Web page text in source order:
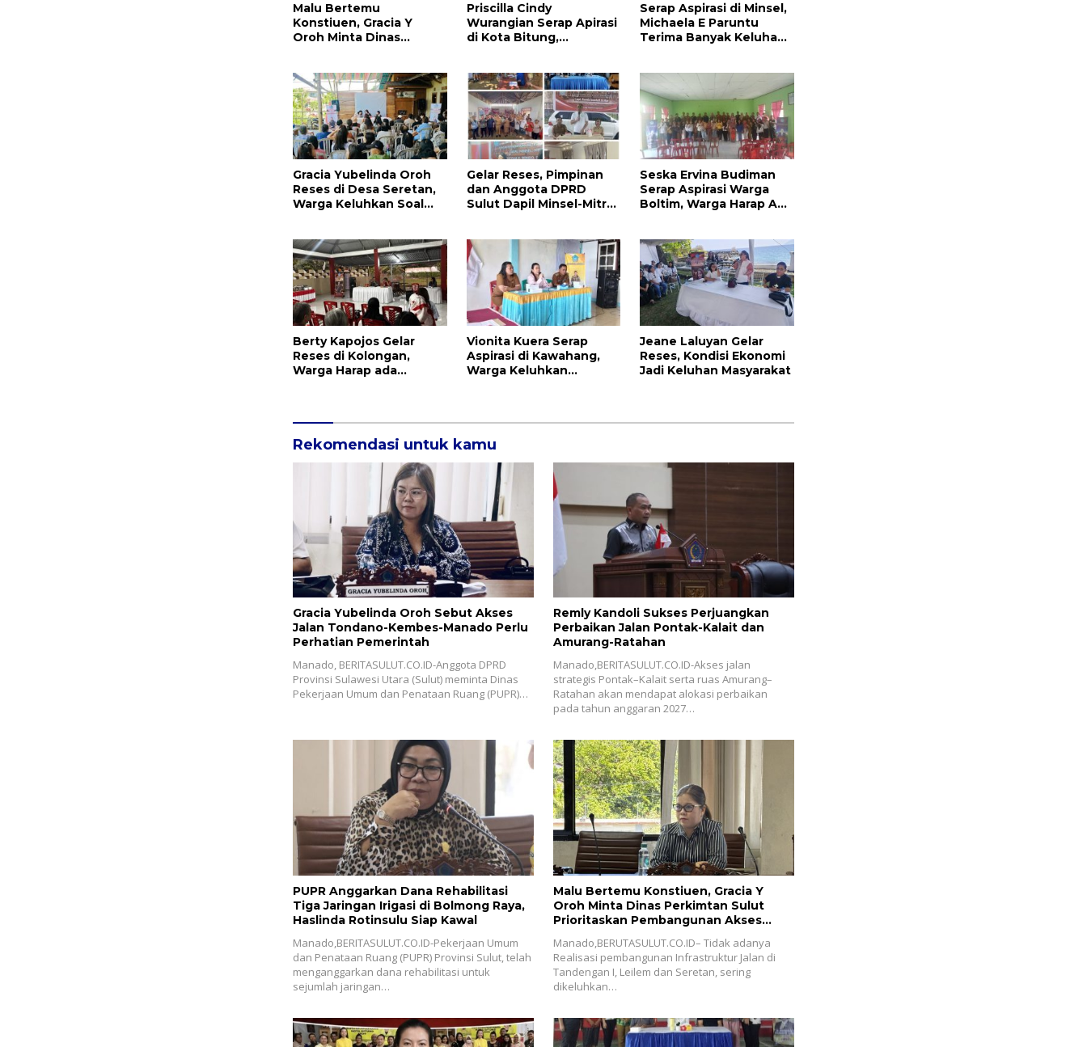
Malu Bertemu
Konstiuen, Gracia Y
Oroh Minta Dinas
Pembangunan Akses
Jalan di Tandengan I
Priscilla Cindy
Wurangian Serap Apirasi
di Kota Bitung,
Pendidikan Dikeluhkan
Warga
Serap Aspirasi di Minsel,
Michaela E Paruntu
Terima Banyak Keluhan
Gracia Yubelinda Oroh
Reses di Desa Seretan,
Warga Keluhkan Soal
Gelar Reses, Pimpinan
dan Anggota DPRD
Sulut Dapil Minsel-Mitra
Seska Ervina Budiman
Serap Aspirasi Warga
Boltim, Warga Harap Ada
Berty Kapojos Gelar
Reses di Kolongan,
Warga Harap ada
Vionita Kuera Serap
Aspirasi di Kawahang,
Warga Keluhkan
Jeane Laluyan Gelar
Reses, Kondisi Ekonomi
Jadi Keluhan Masyarakat
Rekomendasi untuk kamu
Gracia Yubelinda Oroh Sebut Akses
Jalan Tondano-Kembes-Manado Perlu
Perhatian Pemerintah
Manado, BERITASULUT.CO.ID-Anggota DPRD
Provinsi Sulawesi Utara (Sulut) meminta Dinas
Pekerjaan Umum dan Penataan Ruang (PUPR)…
Remly Kandoli Sukses Perjuangkan
Perbaikan Jalan Pontak-Kalait dan
Amurang-Ratahan
Manado,BERITASULUT.CO.ID-Akses jalan
strategis Pontak–Kalait serta ruas Amurang–
Ratahan akan mendapat alokasi perbaikan
pada tahun anggaran 2027…
PUPR Anggarkan Dana Rehabilitasi
Tiga Jaringan Irigasi di Bolmong Raya,
Haslinda Rotinsulu Siap Kawal
Manado,BERITASULUT.CO.ID-Pekerjaan Umum
dan Penataan Ruang (PUPR) Provinsi Sulut, telah
menganggarkan dana rehabilitasi untuk
sejumlah jaringan…
Malu Bertemu Konstiuen, Gracia Y
Oroh Minta Dinas Perkimtan Sulut
Prioritaskan Pembangunan Akses
Manado,BERUTASULUT.CO.ID– Tidak adanya
Realisasi pembangunan Infrastruktur Jalan di
Tandengan I, Leilem dan Seretan, sering
dikeluhkan…